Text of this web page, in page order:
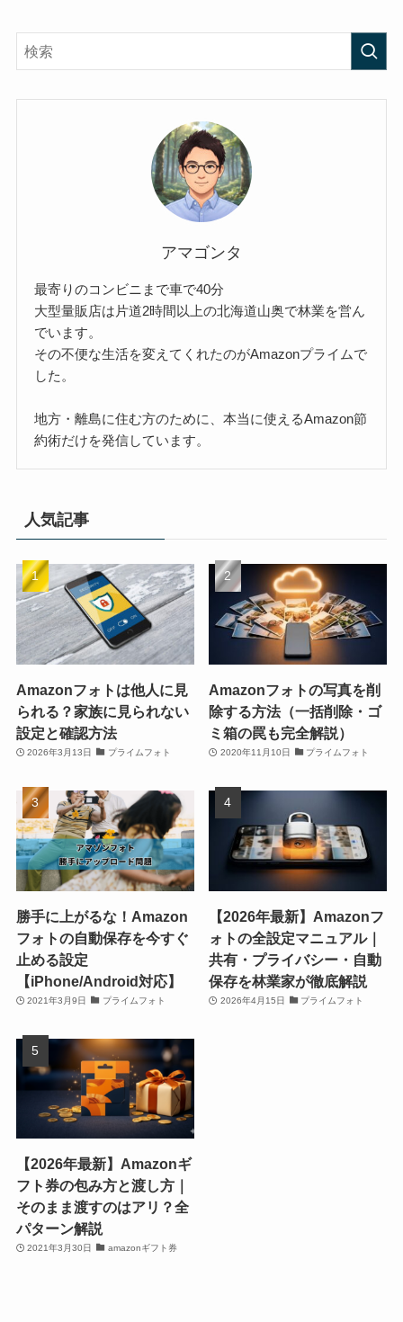
アマゴンタ
最寄りのコンビニまで車で40分
大型量販店は片道2時間以上の北海道山奥で林業を営ん
でいます。
その不便な生活を変えてくれたのがAmazonプライムで
した。
地方・離島に住む方のために、本当に使えるAmazon節
約術だけを発信しています。
人気記事
Amazonフォトは他人に見
られる？家族に見られない
設定と確認方法
2026年3月13日 プライムフォト
Amazonフォトの写真を削
除する方法（一括削除・ゴ
ミ箱の罠も完全解説）
2020年11月10日 プライムフォト
勝手に上がるな！Amazon
フォトの自動保存を今すぐ
止める設定
【iPhone/Android対応】
2021年3月9日 プライムフォト
【2026年最新】Amazonフ
ォトの全設定マニュアル｜
共有・プライバシー・自動
保存を林業家が徹底解説
2026年4月15日 プライムフォト
【2026年最新】Amazonギ
フト券の包み方と渡し方｜
そのまま渡すのはアリ？全
パターン解説
2021年3月30日 amazonギフト券